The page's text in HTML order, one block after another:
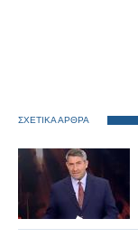
ΣΧΕΤΙΚΑ ΑΡΘΡΑ